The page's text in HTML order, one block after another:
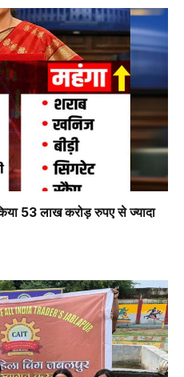
53 लाख करोड़ रुपए से ज्यादा